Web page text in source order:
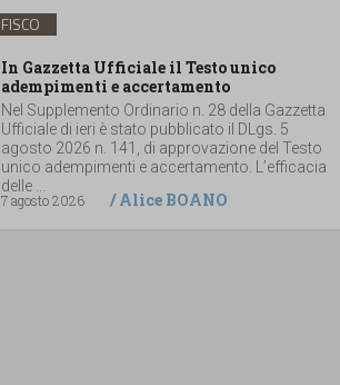
FISCO
In Gazzetta Ufficiale il Testo unico
adempimenti e accertamento
Nel Supplemento Ordinario n. 28 della Gazzetta
Ufficiale di ieri è stato pubblicato il DLgs. 5
agosto 2026 n. 141, di approvazione del Testo
unico adempimenti e accertamento. L’efficacia
delle ...
7 agosto 2026
/Alice BOANO